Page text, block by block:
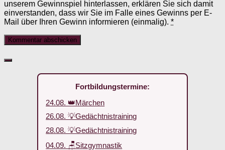
unserem Gewinnspiel hinterlassen, erklären Sie sich damit
einverstanden, dass wir Sie im Falle eines Gewinns per E-
Mail über Ihren Gewinn informieren (einmalig). *
Fortbildungstermine:
24.08. 👑Märchen
26.08. 💡Gedächtnistraining
28.08. 💡Gedächtnistraining
04.09. 🪑Sitzgymnastik